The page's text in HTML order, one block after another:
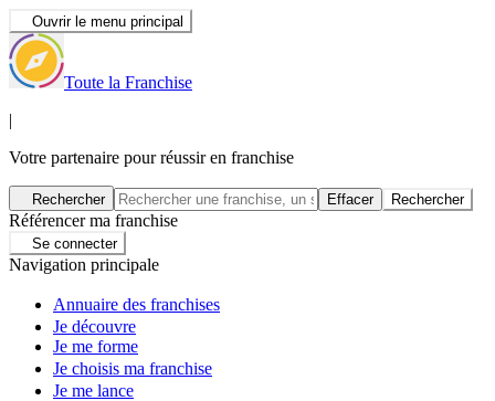
Ouvrir le menu principal
Toute la Franchise
|
Votre partenaire pour réussir en franchise
Rechercher Effacer Rechercher
Référencer ma franchise
Se connecter
Navigation principale
Annuaire des franchises
Je découvre
Je me forme
Je choisis ma franchise
Je me lance